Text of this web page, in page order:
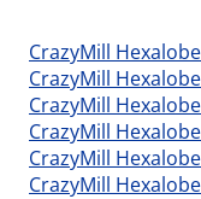
CrazyMill
CrazyMill
CrazyMill
CrazyMill
CrazyMill
CrazyMill